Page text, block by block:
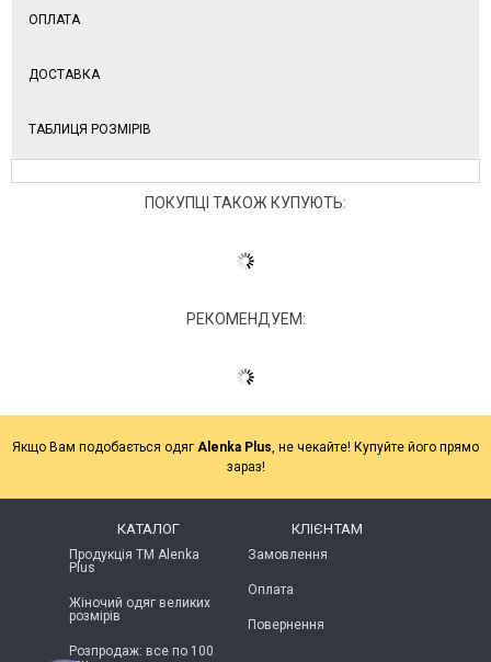
ОПЛАТА
ДОСТАВКА
ТАБЛИЦЯ РОЗМІРІВ
ПОКУПЦІ ТАКОЖ КУПУЮТЬ:
РЕКОМЕНДУЕМ:
Якщо Вам подобається одяг Alenka Plus , не чекайте! Купуйте його прямо
зараз!
КАТАЛОГ
Продукція ТМ Alenka
Plus
Жіночий одяг великих
розмірів
Розпродаж: все по 100
КЛІЄНТАМ
Замовлення
Оплата
Повернення